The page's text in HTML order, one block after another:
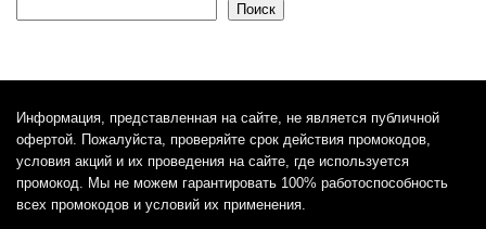
Поиск
Информация, представленная на сайте, не является публичной
офертой. Пожалуйста, проверяйте срок действия промокодов,
условия акций и их проведения на сайте, где используется
промокод. Мы не можем гарантировать 100% работоспособность
всех промокодов и условий их применения.